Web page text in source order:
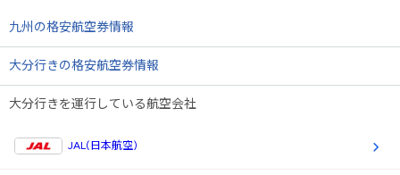
九州の格安航空券情報
大分行きの格安航空券情報
大分行きを運行している航空会社
JAL(日本航空)